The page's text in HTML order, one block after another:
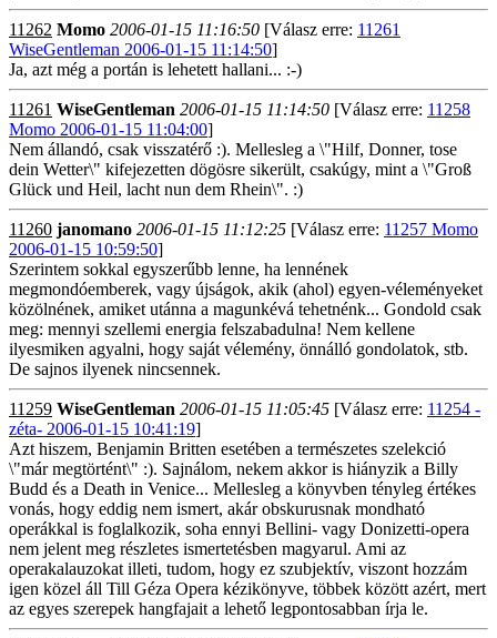
11262 Momo 2006-01-15 11:16:50 [Válasz erre: 11261
WiseGentleman 2006-01-15 11:14:50]
Ja, azt még a portán is lehetett hallani... :-)
11261 WiseGentleman 2006-01-15 11:14:50 [Válasz erre: 11258
Momo 2006-01-15 11:04:00]
Nem állandó, csak visszatérő :). Mellesleg a \"Hilf, Donner, tose
dein Wetter\" kifejezetten dögösre sikerült, csakúgy, mint a \"Groß
Glück und Heil, lacht nun dem Rhein\". :)
11260 janomano 2006-01-15 11:12:25 [Válasz erre: 11257 Momo
2006-01-15 10:59:50]
Szerintem sokkal egyszerűbb lenne, ha lennének
megmondóemberek, vagy újságok, akik (ahol) egyen-véleményeket
közölnének, amiket utánna a magunkévá tehetnénk... Gondold csak
meg: mennyi szellemi energia felszabadulna! Nem kellene
ilyesmiken agyalni, hogy saját vélemény, önnálló gondolatok, stb.
De sajnos ilyenek nincsennek.
11259 WiseGentleman 2006-01-15 11:05:45 [Válasz erre: 11254 -
zéta- 2006-01-15 10:41:19]
Azt hiszem, Benjamin Britten esetében a természetes szelekció
\"már megtörtént\" :). Sajnálom, nekem akkor is hiányzik a Billy
Budd és a Death in Venice... Mellesleg a könyvben tényleg értékes
vonás, hogy eddig nem ismert, akár obskurusnak mondható
operákkal is foglalkozik, soha ennyi Bellini- vagy Donizetti-opera
nem jelent meg részletes ismertetésben magyarul. Ami az
operakalauzokat illeti, tudom, hogy ez szubjektív, viszont hozzám
igen közel áll Till Géza Opera kézikönyve, többek között azért, mert
az egyes szerepek hangfajait a lehető legpontosabban írja le.